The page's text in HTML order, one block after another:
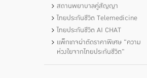
สถานพยาบาลคู่สัญญา
ไทยประกันชีวิต Telemedicine
ไทยประกันชีวิต AI CHAT
แพ็กเกจผ่าตัดราคาพิเศษ "ความ
ห่วงใยจากไทยประกันชีวิต"